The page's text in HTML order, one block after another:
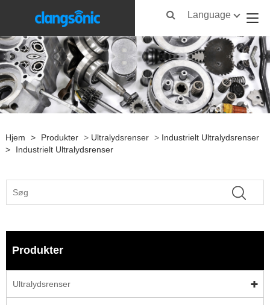
Language
Hjem > Produkter > Ultralydsrenser > Industrielt Ultralydsrenser
>
Industrielt Ultralydsrenser
Produkter
Ultralydsrenser